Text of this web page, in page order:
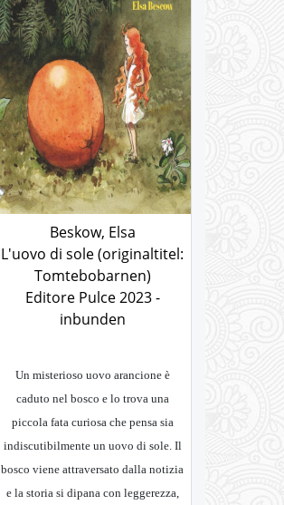
Beskow, Elsa
L'uovo di sole (originaltitel:
Tomtebobarnen)
Editore Pulce 2023 -
inbunden
Un misterioso uovo arancione è
caduto nel bosco e lo trova una
piccola fata curiosa che pensa sia
indiscutibilmente un uovo di sole. Il
bosco viene attraversato dalla notizia
e la storia si dipana con leggerezza,